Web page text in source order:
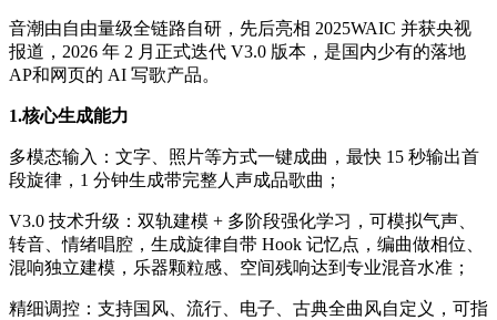
音潮由自由量级全链路自研，先后亮相 2025WAIC 并获央视
报道，2026 年 2 月正式迭代 V3.0 版本，是国内少有的落地
AP和网页的 AI 写歌产品。
1.核心生成能力
多模态输入：文字、照片等方式一键成曲，最快 15 秒输出首
段旋律，1 分钟生成带完整人声成品歌曲；
V3.0 技术升级：双轨建模 + 多阶段强化学习，可模拟气声、
转音、情绪唱腔，生成旋律自带 Hook 记忆点，编曲做相位、
混响独立建模，乐器颗粒感、空间残响达到专业混音水准；
精细调控：支持国风、流行、电子、古典全曲风自定义，可指